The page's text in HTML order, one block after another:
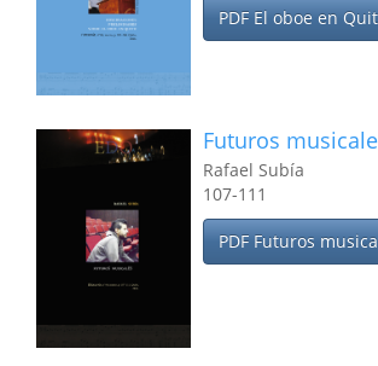
PDF El oboe en
Futuros
Rafael Subía
107-111
PDF Futuros